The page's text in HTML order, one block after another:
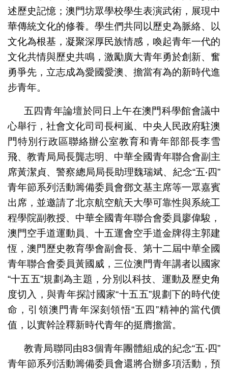
述歷史記憶；澳門坊眾學校學生表演武術，展現中
華傳統文化的修養。學生們共同以歷史為脈絡、以
文化為根基，凝聚深厚民族情感，喚起青年一代的
文化共情與歷史共鳴，激勵廣大青年勇於創新、奮
勇爭先，立志成為愛國愛澳、擔當有為的新時代進
步青年。
五四青年論壇於同日上午在澳門科學館會議中
心舉行，社會文化司司長柯嵐、中央人民政府駐澳
門特別行政區聯絡辦公室教育和青年部部長李雪
飛、教青局局長龔志明、中華全國青年聯合會副主
席黃潔貞、警察總局局長助理魏瑞斌、紀念“五‧四”
青年節系列活動籌備委員會鄧文基主席等一眾嘉賓
出席，並邀請了北京航空航天大學可靠性與系統工
程學院副教授、中華全國青年聯合會委員廖偉駿，
澳門空手道運動員、十五運會空手道金牌得主郭建
恆，澳門歷史教育學會副會長、第十二屆中華全國
青年聯合會委員黃國威，三位澳門青年講者以國家
“十五五”規劃為主題，分別以科技、運動及歷史角
度切入，與青年探討國家“十五五”規劃下的時代使
命，引領澳門青年深刻領悟“五四”精神的當代價
值，以實幹詮釋新時代青年的挺膺擔當。
教青局聯同由83個青年團體組成的紀念“五‧四”
青年節系列活動籌備委員會還將合辦多項活動，預